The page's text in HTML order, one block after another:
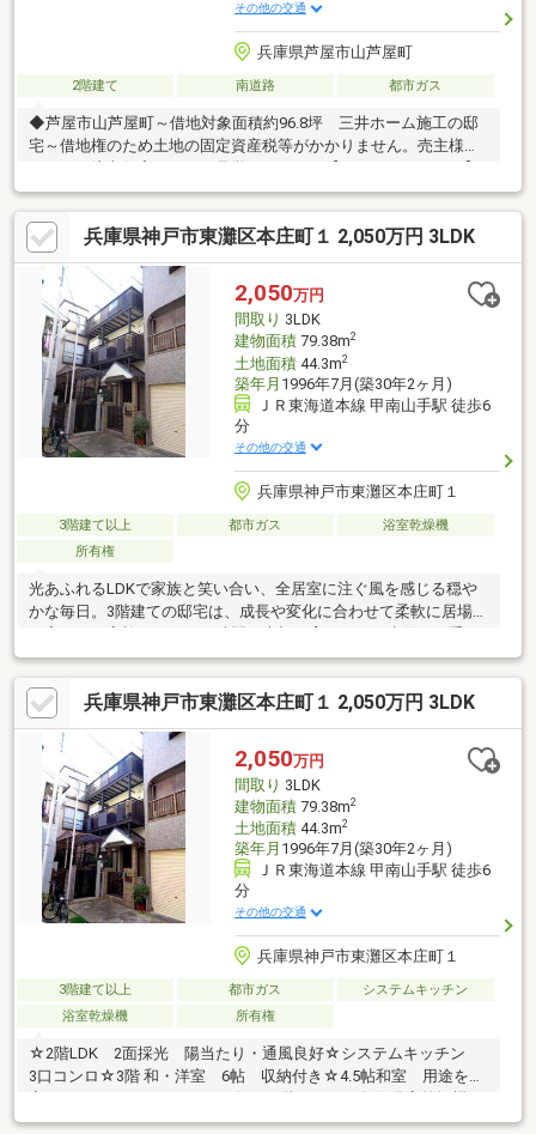
その他の交通
兵庫県芦屋市山芦屋町
2階建て 南道路 都市ガス
◆芦屋市山芦屋町～借地対象面積約96.8坪 三井ホーム施工の邸
宅～借地権のため土地の固定資産税等がかかりません。売主様こ
◆3路線3線アクセス可能・阪急神戸線「芦屋川」駅 徒歩4分・
東海道本線「芦屋」駅 徒歩15分・阪神本線「芦屋」駅 徒歩17
分◆南西角地◆2000年3月築◆南・西側前面道路4m以上あり◆借
地面積320.03m2(約96.8坪)◆建物面積130m2(約39.32坪)◆三井ホ
ーム施工の木造注文住宅◆カースペース3台分有り(車種による)◆
通風良好・日当たり良好
兵庫県神戸市東灘区本庄町１ 2,050万円 3LDK
2,050万円
間取り 3LDK
建物面積79.38m2
土地面積44.3m2
築年月 1996年7月(築30年2ヶ月)
ＪＲ東海道本線 甲南山手駅 徒歩6
分
その他の交通
兵庫県神戸市東灘区本庄町１
3階建て以上 都市ガス
浴室乾燥機
所有権
光あふれるLDKで家族と笑い合い、全居室に注ぐ風を感じる穏や
かな毎日。3階建ての邸宅は、成長や変化に合わせて柔軟に居場所
りといった細やかな配慮が、世代を超えた安心感を約束します。
2050万円という選択は、夢を叶えるための賢い一歩。駅近の喧騒
を離れ、手に入れたのは「心から寛げる静寂」と「自分らしく彩
るゆとり」です。浮いたコストは、趣味を深めるための設備や、
長く愛せるインテリアへ。ここは、明日への活力を充電する最高
のベースキャンプ。住環境にこだわったあなただからこそ辿り着
ける、未来の豊かな暮らしがこの家で静かに、そして確実に始ま
ります。
兵庫県神戸市東灘区本庄町１ 2,050万円 3LDK
2,050万円
間取り 3LDK
建物面積79.38m2
土地面積44.3m2
築年月 1996年7月(築30年2ヶ月)
ＪＲ東海道本線 甲南山手駅 徒歩6
分
その他の交通
兵庫県神戸市東灘区本庄町１
3階建て以上 都市ガス
システムキッチン
浴室乾燥機
所有権
☆2階LDK 2面採光 陽当たり・通風良好☆システムキッチン
3口コンロ☆3階 和・洋室 6帖 収納付き☆4.5帖和室 用途を固
追炊き機能付き☆鉄骨造☆阪神【深江】徒歩12分◇関西スーパー